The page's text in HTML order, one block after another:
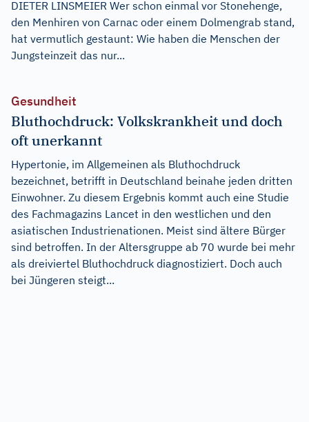
DIETER LINSMEIER Wer schon einmal vor Stonehenge,
den Menhiren von Carnac oder einem Dolmengrab stand,
hat vermutlich gestaunt: Wie haben die Menschen der
Jungsteinzeit das nur...
Gesundheit
Bluthochdruck: Volkskrankheit und doch
oft unerkannt
Hypertonie, im Allgemeinen als Bluthochdruck
bezeichnet, betrifft in Deutschland beinahe jeden dritten
Einwohner. Zu diesem Ergebnis kommt auch eine Studie
des Fachmagazins Lancet in den westlichen und den
asiatischen Industrienationen. Meist sind ältere Bürger
sind betroffen. In der Altersgruppe ab 70 wurde bei mehr
als dreiviertel Bluthochdruck diagnostiziert. Doch auch
bei Jüngeren steigt...